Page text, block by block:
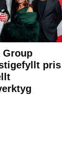
Group
pris